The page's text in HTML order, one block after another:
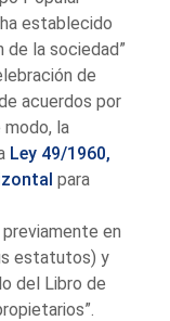
establecido
de la sociedad”
de
acuerdos por
la
Ley 49/1960,
para
en
estatutos) y
del Libro de